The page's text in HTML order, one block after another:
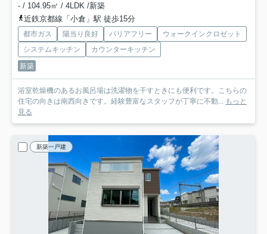
- / 104.95㎡ / 4LDK /新築
近鉄京都線「小倉」駅 徒歩15分
都市ガス 陽当り良好 バリアフリー
ウォークインクロゼット
システムキッチン
カウンターキッチン
新築
浴室乾燥機のあるお風呂場は洗濯物を干すときにも便利です。こちらの
住宅の向きは南西向きです。経験豊富なスタッフが丁寧に不動... もっと
見る
新築一戸建